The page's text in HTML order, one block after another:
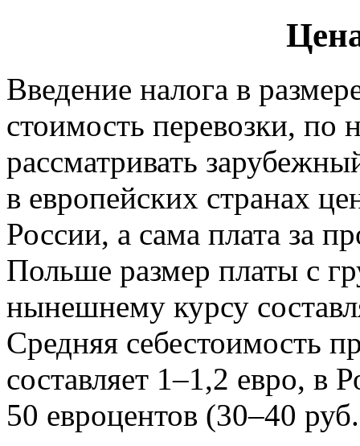
Введение налога в
стоимость перевозки,
рассматривать
в европейских странах
России, а сама плата за
Польше размер платы с
нынешнему курсу
Средняя себестоимость
составляет 1–1,2 евро,
50 евроцентов (30–40